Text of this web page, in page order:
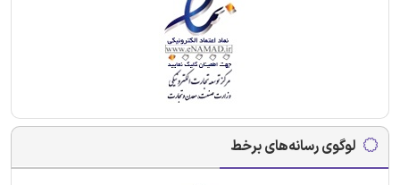
لوگوی رسانه‌های برخط